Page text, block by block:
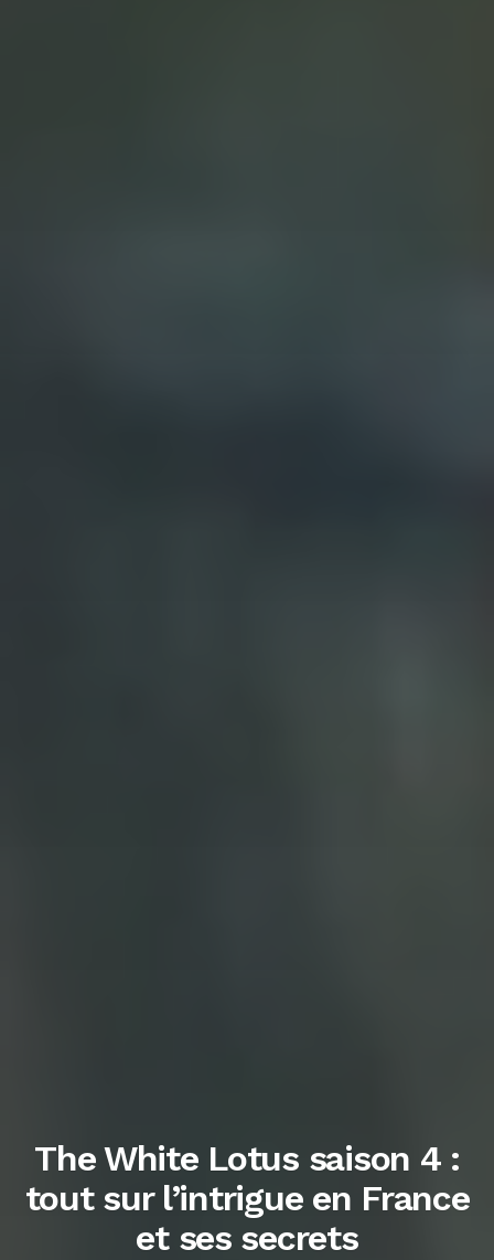
The White Lotus saison 4 :
tout sur l’intrigue en France
et ses secrets